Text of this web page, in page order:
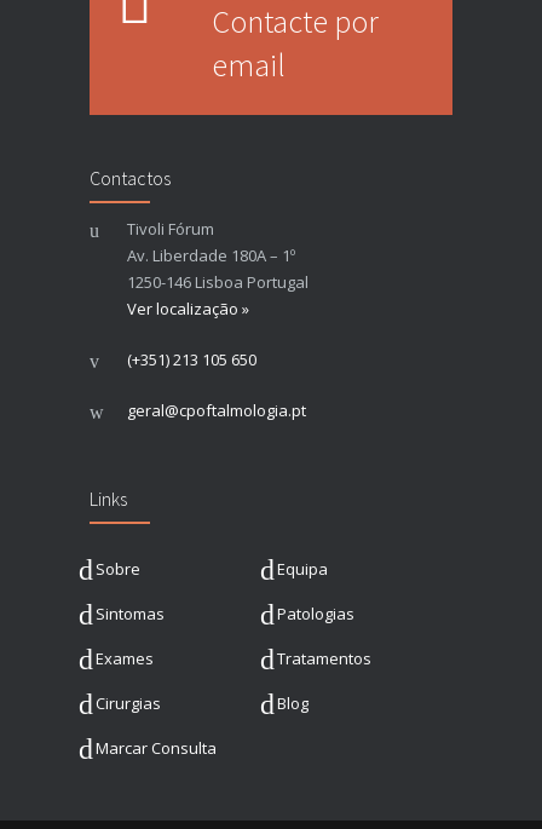
Contacte por
email
Contactos
Tivoli Fórum
Av. Liberdade 180A – 1º
1250-146 Lisboa Portugal
Ver localização »
(+351) 213 105 650
geral@cpoftalmologia.pt
Links
Sobre Equipa
Sintomas Patologias
Exames Tratamentos
Cirurgias Blog
Marcar Consulta